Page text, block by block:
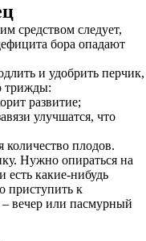
средством следует,
бора опадают
и удобрить перчик,
трижды:
развитие;
улучшатся, что
количество плодов.
Нужно опираться на
есть какие-нибудь
приступить к
– вечер или пасмурный